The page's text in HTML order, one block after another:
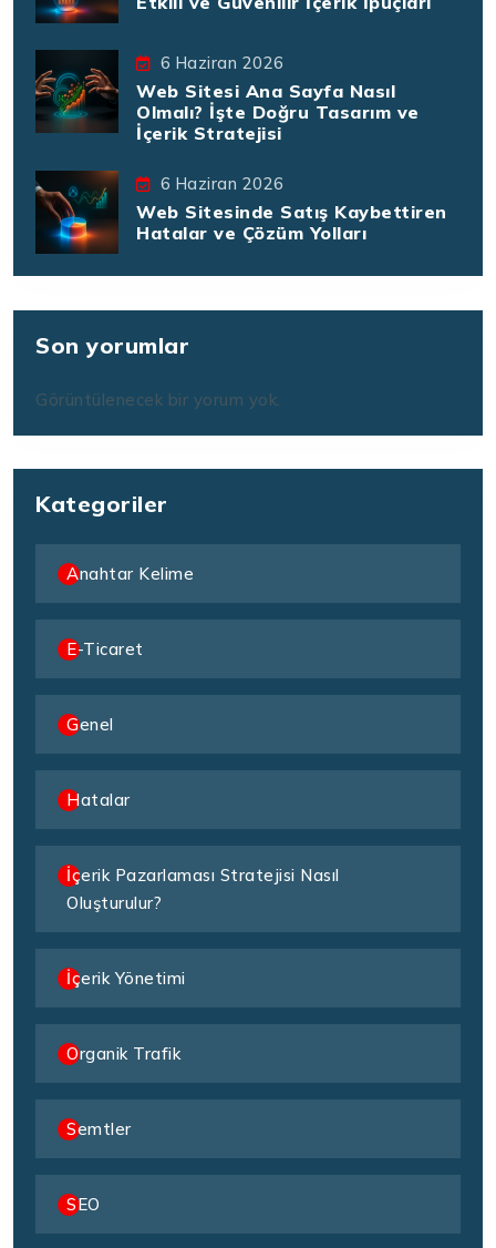
6 Haziran 2026
Web Sitesi Ana Sayfa Nasıl
Olmalı? İşte Doğru Tasarım ve
İçerik Stratejisi
6 Haziran 2026
Web Sitesinde Satış Kaybettiren
Hatalar ve Çözüm Yolları
Son yorumlar
Görüntülenecek bir yorum yok.
Kategoriler
Anahtar Kelime
E-Ticaret
Genel
Hatalar
İçerik Pazarlaması Stratejisi Nasıl
Oluşturulur?
İçerik Yönetimi
Organik Trafik
Semtler
SEO